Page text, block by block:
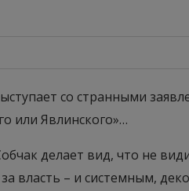
со странными
или Явлинского»…
делает вид, что не
власть – и системным,